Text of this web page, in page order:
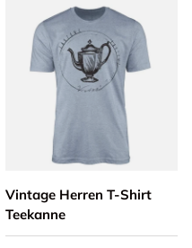
Vintage Herren T-Shirt
Teekanne